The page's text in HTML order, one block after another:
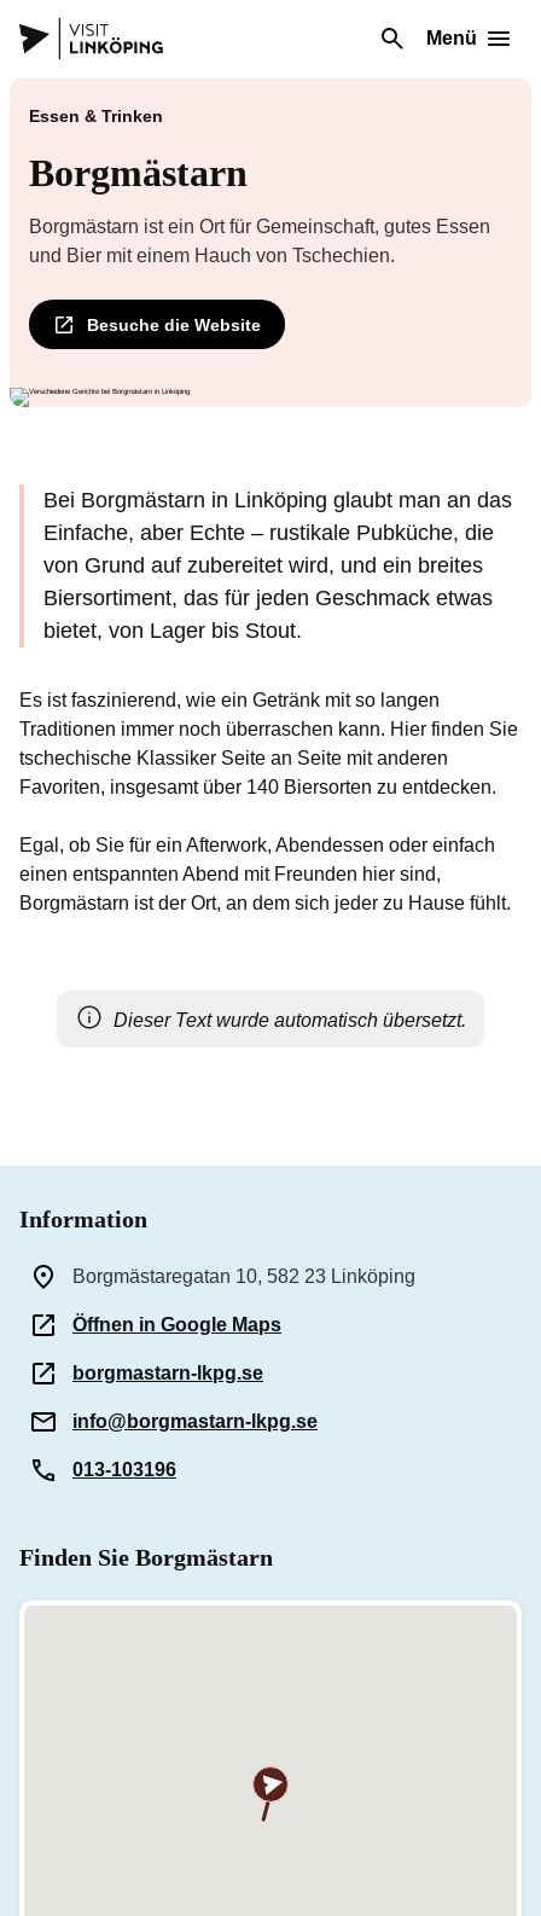
Menü
Essen & Trinken
Borgmästarn
Borgmästarn ist ein Ort für Gemeinschaft, gutes Essen
und Bier mit einem Hauch von Tschechien.
Besuche die Website
Bei Borgmästarn in Linköping glaubt man an das
Einfache, aber Echte – rustikale Pubküche, die
von Grund auf zubereitet wird, und ein breites
Biersortiment, das für jeden Geschmack etwas
bietet, von Lager bis Stout.
Es ist faszinierend, wie ein Getränk mit so langen
Traditionen immer noch überraschen kann. Hier finden Sie
tschechische Klassiker Seite an Seite mit anderen
Favoriten, insgesamt über 140 Biersorten zu entdecken.
Egal, ob Sie für ein Afterwork, Abendessen oder einfach
einen entspannten Abend mit Freunden hier sind,
Borgmästarn ist der Ort, an dem sich jeder zu Hause fühlt.
Dieser Text wurde automatisch übersetzt.
Information
Borgmästaregatan 10, 582 23 Linköping
Öffnen in Google Maps
borgmastarn-lkpg.se
info@borgmastarn-lkpg.se
013-103196
Finden Sie Borgmästarn